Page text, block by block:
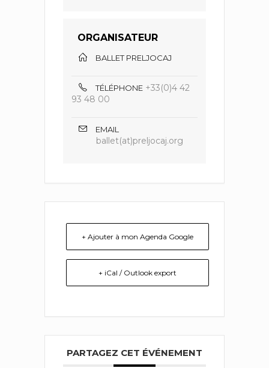
ORGANISATEUR
BALLET PRELJOCAJ
TÉLÉPHONE +33(0)4 42
93 48 00
EMAIL
ballet(at)preljocaj.org
+ Ajouter à mon Agenda Google
+ iCal / Outlook export
PARTAGEZ CET ÉVÉNEMENT